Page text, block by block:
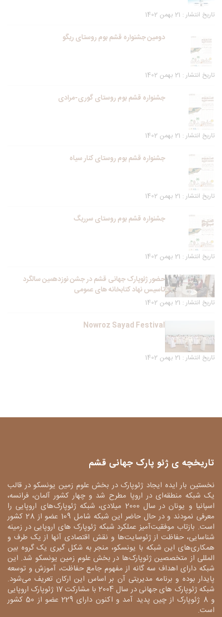
تاریخ انتشار : 21 بهمن 1402
دومین جشنواره قشم بوم روستای ریگو
تاریخ انتشار : 21 بهمن 1402
جشنواره قشم بوم روستای گوری-مرادی
تاریخ انتشار : 21 بهمن 1402
جشنواره قشم بوم روستای کنار سیاه
تاریخ انتشار : 21 بهمن 1402
جشنواره قشم بوم روستای سرریگ
تاریخ انتشار : 21 بهمن 1402
حضور ژئوپارک جهانی قشم در جشن نوزدهمین سالگرد
تاسیس نهاد کتابخانه های عمومی
تاریخ انتشار : 21 بهمن 1402
Nowroz Sayad Festival
تاریخ انتشار : 21 بهمن 1402
تاریخچه ی ژئو پارک جهانی قشم
نخستین بار ایده ایجاد ژئوپارک در بخش علوم زمین یونسکو در قالب
یک شبکه منطقه‌ای در اروپا مطرح شد و چهار کشور آلمان، فرانسه،
اسپانیا و یونان در سال 2000 میلادی، شبکه ژئوپارک‌های اروپایی را
معرفی نمودند و در حال حاضر این شبکه شامل 109 عضو از 28 کشور
است. بازتاب موفقیت‌آمیز عملکرد شبکه ژئوپارک های اروپایی در زمینه
شناسایی، حفاظت از ژئوسایت‌ها و نقش اقتصادی آنها از یک طرف و
همکاری‌های این شبکه با یونسکو، منجر به شکل گیری یک گروه بین
المللی از متخصصین ژئوپارک‌ها در بخش علوم زمین یونسکو شد. این
شبکه دارای اهداف سه گانه از مفهوم جامع حفاظت، آموزش و توسعه
پایدار بوده و برنامه مدیریتی آن بر اساس این ارکان تعریف می‌شود.
شبکه ژئوپارک های جهانی در سال 2004 با مشارکت 17 ژئوپارک اروپایی
و 8 ژئوپارک از چین پدید آمد و اکنون دارای 229 عضو از 50 کشور
است.